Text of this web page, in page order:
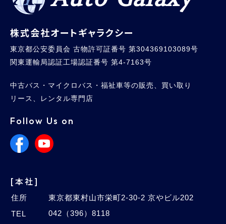
株式会社オートギャラクシー
東京都公安委員会 古物許可証番号 第304369103089号
関東運輸局認証工場認証番号 第4-7163号
中古バス・マイクロバス・福祉車等の販売、買い取り
リース、レンタル専門店
Follow Us on
[本社]
住所
東京都東村山市栄町2-30-2 京やビル202
TEL
042（396）8118